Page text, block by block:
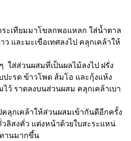
ะเทียมมาโขลกพอแหลก ใส่น้ำตาล
และมะเขือเทศลงไป คลุกเคล้าให้
ใส่ส่วนผสมที่เป็นผลไม้ลงไป ฝรั่ง
ปะรด ข้าวโพด ส้มโอ และกุ้งแห้ง
ว้ ราดลงบนส่วนผสม คลุกเคล้าเบา
ลุกเคล้าให้ส่วนผสมเข้ากันดีอีกครั้ง
วลิสงคั่ว แต่งหน้าด้วยใบสะระแหน่
านมากขึ้น